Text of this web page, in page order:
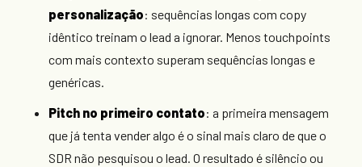
personalização: sequências longas com copy
idêntico treinam o lead a ignorar. Menos touchpoints
com mais contexto superam sequências longas e
genéricas.
Pitch no primeiro contato: a primeira mensagem
que já tenta vender algo é o sinal mais claro de que o
SDR não pesquisou o lead. O resultado é silêncio ou